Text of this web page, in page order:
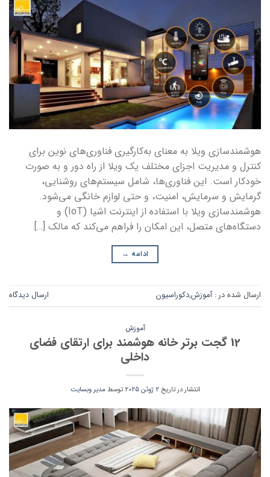
هوشمندسازی ویلا به معنای به‌کارگیری فناوری‌های نوین برای
کنترل و مدیریت اجزای مختلف یک ویلا از راه دور و به صورت
خودکار است. این فناوری‌ها، شامل سیستم‌های روشنایی،
گرمایش و سرمایش، امنیت، و حتی لوازم خانگی می‌شود.
هوشمندسازی ویلا با استفاده از اینترنت اشیا (IoT) و
دستگاه‌های متصل، این امکان را فراهم می‌کند که مالک […]
ادامه →
ارسال شده در :آموزش,دکوراسیون ارسال دیدگاه
آموزش
12 گجت برتر خانه هوشمند برای ارتقای فضای
داخلی
انتشار در تاریخ2 ژوئن 2025 توسط مدیر وبسایت